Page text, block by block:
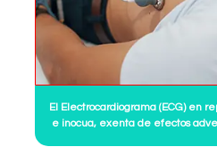
El Electrocardiograma (ECG) en
e inocua, exenta de efectos